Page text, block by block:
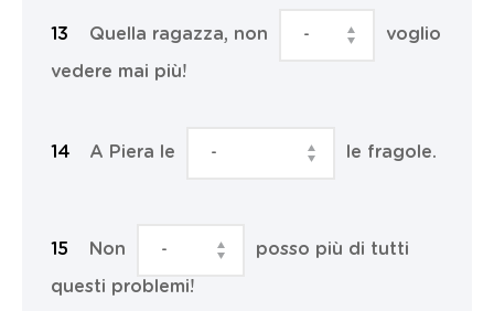
Quella ragazza, non voglio
vedere mai più!
A Piera le le fragole.
Non posso più di tutti
questi problemi!